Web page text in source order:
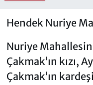
Hendek Nuriye
Nuriye
Çakmak’ın kızı,
Çakmak’ın